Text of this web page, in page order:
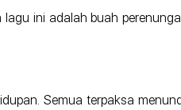
ini adalah buah
Semua terpaksa